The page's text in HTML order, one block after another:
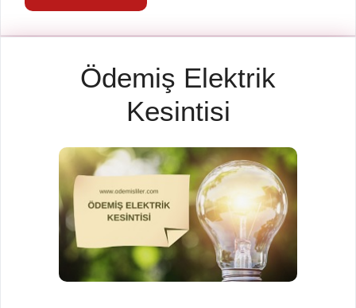
Ödemiş Elektrik
Kesintisi